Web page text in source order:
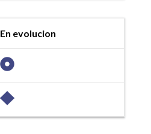
En evolucion